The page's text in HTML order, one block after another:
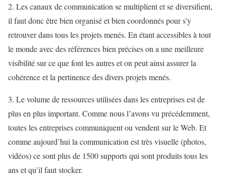
2. Les canaux de communication se multiplient et se diversifient,
il faut donc être bien organisé et bien coordonnés pour s’y
retrouver dans tous les projets menés. En étant accessibles à tout
le monde avec des références bien précises on a une meilleure
visibilité sur ce que font les autres et on peut ainsi assurer la
cohérence et la pertinence des divers projets menés.
3. Le volume de ressources utilisées dans les entreprises est de
plus en plus important. Comme nous l’avons vu précédemment,
toutes les entreprises communiquent ou vendent sur le Web. Et
comme aujourd’hui la communication est très visuelle (photos,
vidéos) ce sont plus de 1500 supports qui sont produits tous les
ans et qu’il faut stocker.